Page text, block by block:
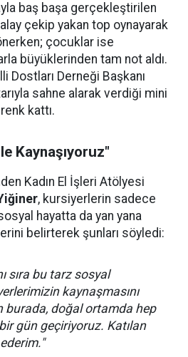
baş başa gerçekleştirilen
çekip yakan top oynayarak
çocuklar ise
büyüklerinden tam not aldı.
Dostları Derneği Başkanı
sahne alarak verdiği mini
kattı.
Kaynaşıyoruz"
Kadın El İşleri Atölyesi
, kursiyerlerin sadece
hayatta da yan yana
belirterek şunları söyledi:
sıra bu tarz sosyal
kaynaşmasını
burada, doğal ortamda hep
gün geçiriyoruz. Katılan